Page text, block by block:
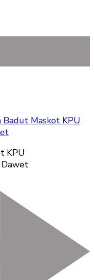
Badut Maskot KPU